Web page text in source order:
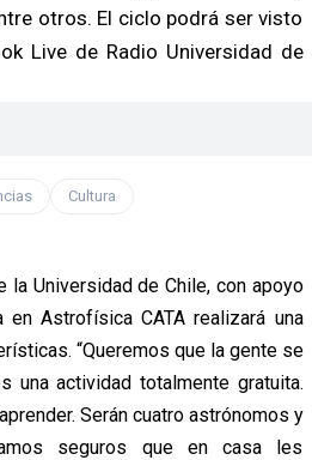
otros. El ciclo podrá ser visto
Live de Radio Universidad de
Cultura
la Universidad de Chile, con apoyo
en Astrofísica CATA realizará una
“Queremos que la gente se
una actividad totalmente gratuita.
Serán cuatro astrónomos y
seguros que en casa les